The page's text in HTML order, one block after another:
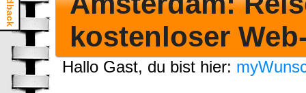
kostenloser
Hallo Gast, du bist hier: